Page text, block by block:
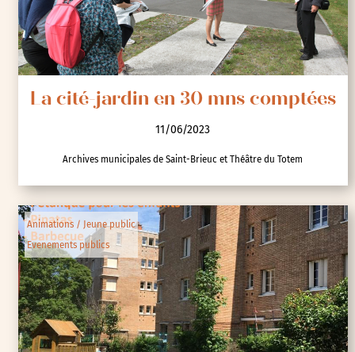
La cité-jardin en 30 mns comptées
11/06/2023
Archives municipales de Saint-Brieuc et Théâtre du Totem
Animations / Jeune public
Evenements publics